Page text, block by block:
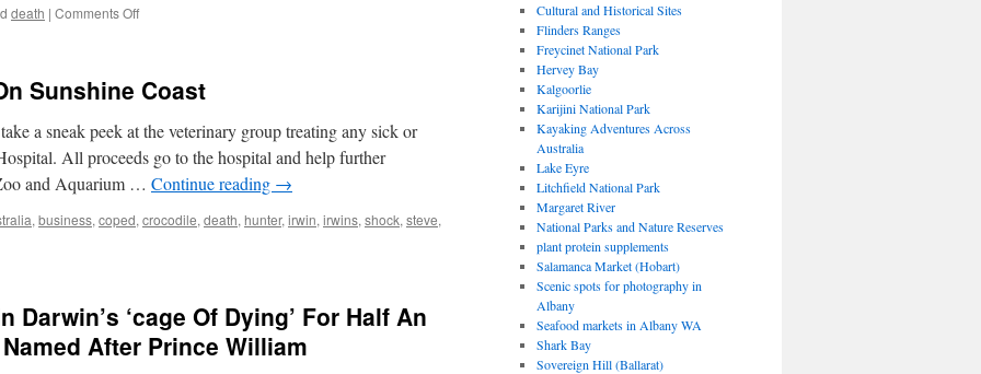
death | Comments Offon
Sunshine Coast
a sneak peek at the veterinary group treating any sick or
All proceeds go to the hospital and help further
and Aquarium … Continue reading →
, business, coped, crocodile, death, hunter, irwin, irwins, shock, steve,
Darwin’s ‘cage Of Dying’ For Half An
After Prince William
Cultural and Historical Sites
Flinders Ranges
Freycinet National Park
Hervey Bay
Kalgoorlie
Karijini National Park
Kayaking Adventures Across
Australia
Lake Eyre
Litchfield National Park
Margaret River
National Parks and Nature Reserves
plant protein supplements
Salamanca Market (Hobart)
Scenic spots for photography in
Albany
Seafood markets in Albany WA
Shark Bay
Sovereign Hill (Ballarat)